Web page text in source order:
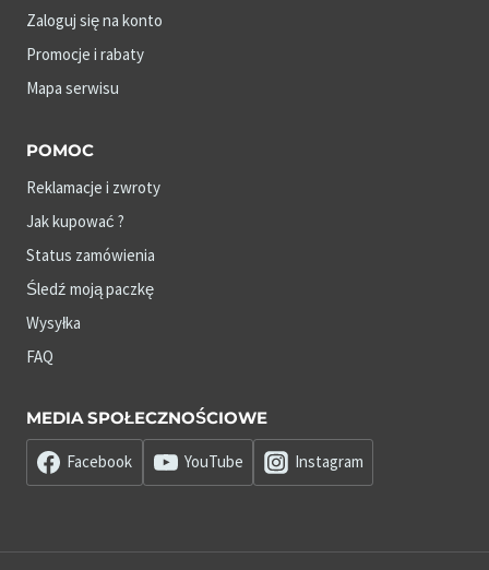
Zaloguj się na konto
Promocje i rabaty
Mapa serwisu
POMOC
Reklamacje i zwroty
Jak kupować ?
Status zamówienia
Śledź moją paczkę
Wysyłka
FAQ
MEDIA SPOŁECZNOŚCIOWE
Facebook YouTube Instagram